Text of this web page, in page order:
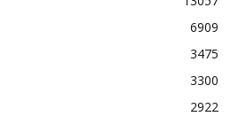
6909
3475
3300
2922